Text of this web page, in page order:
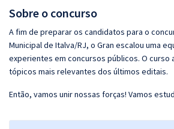
Sobre o concurso
A fim de preparar os candidatos para o
Municipal de Italva/RJ, o Gran escalou uma
experientes em concursos públicos. O curso
tópicos mais relevantes dos últimos editais.
Então, vamos unir nossas forças! Vamos